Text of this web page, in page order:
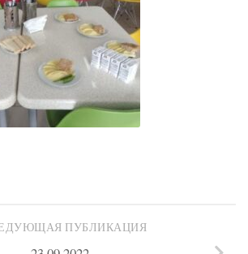
ПУБЛИКАЦИЯ